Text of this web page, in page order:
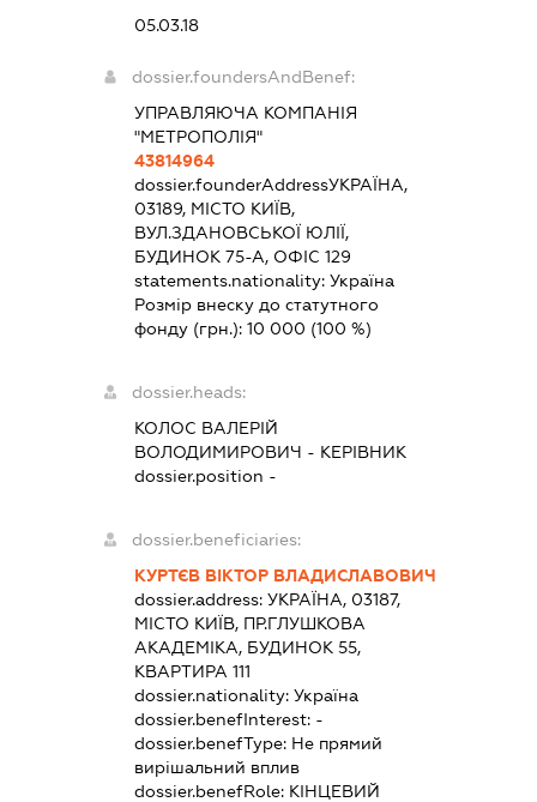
05.03.18
dossier.foundersAndBenef:
УПРАВЛЯЮЧА КОМПАНІЯ
"МЕТРОПОЛІЯ"
43814964
dossier.founderAddressУКРАЇНА,
03189, МІСТО КИЇВ,
ВУЛ.ЗДАНОВСЬКОЇ ЮЛІЇ,
БУДИНОК 75-А, ОФІС 129
statements.nationality: Україна
Розмір внеску до статутного
фонду (грн.): 10 000 (100 %)
dossier.heads:
КОЛОС ВАЛЕРІЙ
ВОЛОДИМИРОВИЧ - КЕРІВНИК
dossier.position -
dossier.beneficiaries:
КУРТЄВ ВІКТОР ВЛАДИСЛАВОВИЧ
dossier.address: УКРАЇНА, 03187,
МІСТО КИЇВ, ПР.ГЛУШКОВА
АКАДЕМІКА, БУДИНОК 55,
КВАРТИРА 111
dossier.nationality: Україна
dossier.benefInterest: -
dossier.benefType: Не прямий
вирішальний вплив
dossier.benefRole: КІНЦЕВИЙ